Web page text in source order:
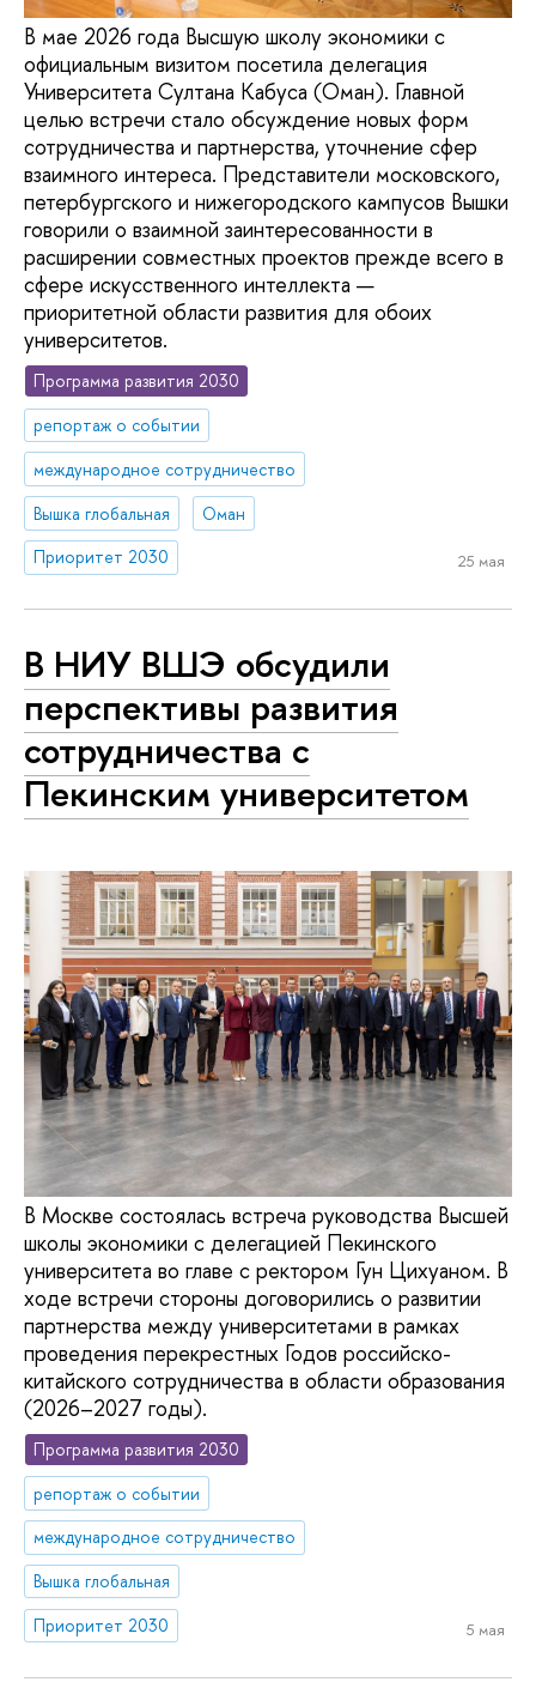
В мае 2026 года Высшую школу экономики с
официальным визитом посетила делегация
Университета Султана Кабуса (Оман). Главной
целью встречи стало обсуждение новых форм
сотрудничества и партнерства, уточнение сфер
взаимного интереса. Представители московского,
петербургского и нижегородского кампусов Вышки
говорили о взаимной заинтересованности в
расширении совместных проектов прежде всего в
сфере искусственного интеллекта —
приоритетной области развития для обоих
университетов.
Программа развития 2030
репортаж о событии
международное сотрудничество
Вышка глобальная
Оман
Приоритет 2030
25 мая
В НИУ ВШЭ обсудили
перспективы развития
сотрудничества с
Пекинским университетом
В Москве состоялась встреча руководства Высшей
школы экономики с делегацией Пекинского
университета во главе с ректором Гун Цихуаном. В
ходе встречи стороны договорились о развитии
партнерства между университетами в рамках
проведения перекрестных Годов российско-
китайского сотрудничества в области образования
(2026–2027 годы).
Программа развития 2030
репортаж о событии
международное сотрудничество
Вышка глобальная
Приоритет 2030
5 мая